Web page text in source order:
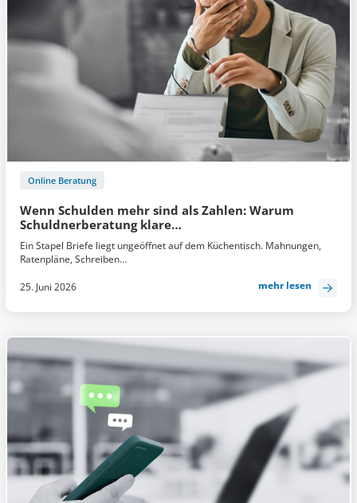
Wenn Schulden mehr sind als Zahlen: Warum
Schuldnerberatung klare…
Online Beratung
Ein Stapel Briefe liegt ungeöffnet auf dem Küchentisch. Mahnungen,
Ratenpläne, Schreiben…
25. Juni 2026 mehr lesen